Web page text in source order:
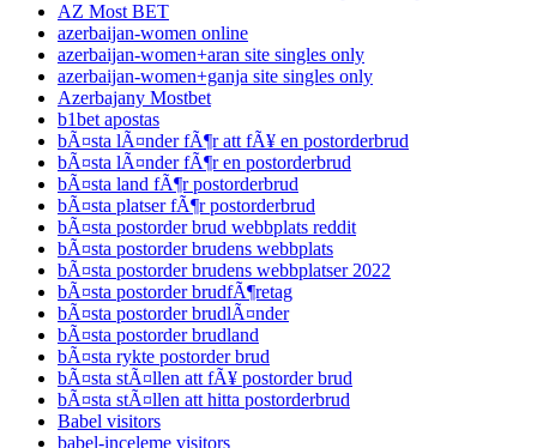
AZ Most BET
azerbaijan-women online
azerbaijan-women+aran site singles only
azerbaijan-women+ganja site singles only
Azerbajany Mostbet
b1bet apostas
bÃ¤sta lÃ¤nder fÃ¶r att fÃ¥ en postorderbrud
bÃ¤sta lÃ¤nder fÃ¶r en postorderbrud
bÃ¤sta land fÃ¶r postorderbrud
bÃ¤sta platser fÃ¶r postorderbrud
bÃ¤sta postorder brud webbplats reddit
bÃ¤sta postorder brudens webbplats
bÃ¤sta postorder brudens webbplatser 2022
bÃ¤sta postorder brudfÃ¶retag
bÃ¤sta postorder brudlÃ¤nder
bÃ¤sta postorder brudland
bÃ¤sta rykte postorder brud
bÃ¤sta stÃ¤llen att fÃ¥ postorder brud
bÃ¤sta stÃ¤llen att hitta postorderbrud
Babel visitors
babel-inceleme visitors